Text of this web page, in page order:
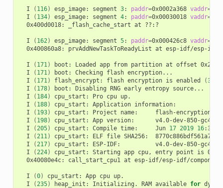
I ( 116) esp_image: segment 3: paddr=0x0002a368 vaddr=
I
( 134) esp_image: segment 4: paddr=0x00030018 vaddr=
0x400d0018:
_flash_cache_start at ??:?
I ( 162) esp_image: segment 5: paddr=0x000426c8 vaddr=
0x400860a8:
prvAddNewTaskToReadyList at esp-idf/esp-idf/
I ( 171) boot: Loaded app from partition at offset
I
( 171) boot: Checking flash
I
( 171) flash_encrypt: flash encryption is enabled (3
I
( 178) boot: Disabling RNG early entropy
I
( 184) cpu_start: Pro cpu
I
( 188) cpu_start: Application
I
( 193) cpu_start: Project name:
I
( 198) cpu_start: App version:
I
(205) cpu_start: Compile time: Jun 17 2019 16
I
(211) cpu_start: ELF file SHA256:
I
(217) cpu_start:
ESP-IDF:
I
(224) cpu_start: Starting app cpu, entry point
is
0x40080e4c:
call_start_cpu1 at esp-idf/esp-idf/
I (0) cpu_start: App cpu
I
(235) heap_init: Initializing. RAM available for